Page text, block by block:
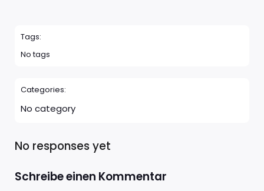
Tags:
No tags
Categories:
No category
No responses yet
Schreibe einen Kommentar